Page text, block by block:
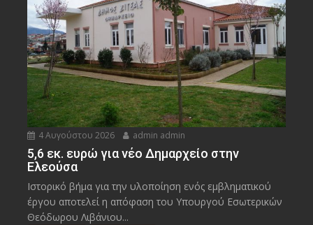
4 Αυγούστου 2026 admin admin
5,6 εκ. ευρώ για νέο Δημαρχείο στην
Ελεούσα
Ιστορικό βήμα για την υλοποίηση ενός εμβληματικού
έργου αποτελεί η απόφαση του Υπουργού Εσωτερικών
Θεόδωρου Λιβάνιου...